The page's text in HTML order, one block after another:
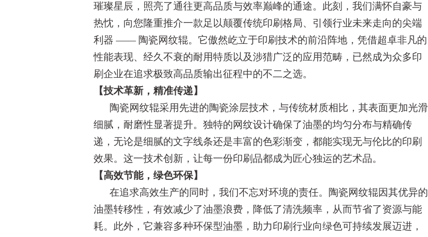
璀璨星辰，照亮了通往更高品质与效率巅峰的通途。此刻，我们满怀自豪与
热忱，向您隆重推介一款足以颠覆传统印刷格局、引领行业未来走向的尖端
利器 —— 陶瓷网纹辊。它傲然屹立于印刷技术的前沿阵地，凭借超卓非凡的
性能表现、经久不衰的耐用特质以及涉猎广泛的应用范畴，已然成为众多印
刷企业在追求极致高品质输出征程中的不二之选。
【技术革新，精准传递】
陶瓷网纹辊采用先进的陶瓷涂层技术，与传统材质相比，其表面更加光滑
细腻，耐磨性显著提升。独特的网纹设计确保了油墨的均匀分布与精确传
递，无论是细腻的文字线条还是丰富的色彩渐变，都能实现无与伦比的印刷
效果。这一技术创新，让每一份印刷品都成为匠心独运的艺术品。
【高效节能，绿色环保】
在追求高效生产的同时，我们不忘对环境的责任。陶瓷网纹辊因其优异的
油墨转移性，有效减少了油墨浪费，降低了清洗频率，从而节省了资源与能
耗。此外，它兼容多种环保型油墨，助力印刷行业向绿色可持续发展迈进，